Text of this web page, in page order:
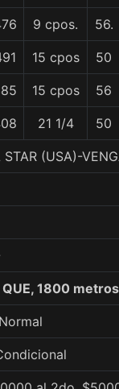
9 cpos. 56.
15 cpos 50
15 cpos 56
21 1/4 50
(USA)-
1800 metros